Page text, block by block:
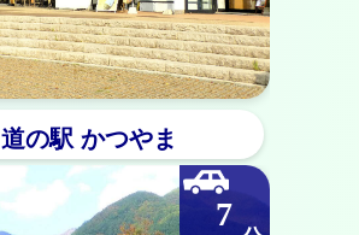
道の駅 かつやま
7